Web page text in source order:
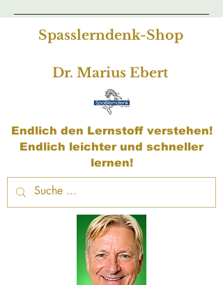
Spasslerndenk-Shop
Dr. Marius Ebert
Endlich den Lernstoff verstehen!
Endlich leichter und schneller
lernen!